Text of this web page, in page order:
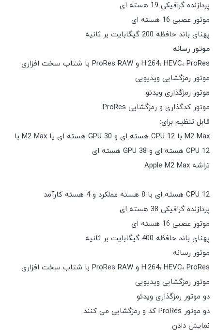
پردازنده گرافیکی 19 هسته ای
موتور عصبی 16 هسته ای
پهنای باند حافظه 200 گیگابایت بر ثانیه
موتور رسانه
H.264، HEVC، ProRes و ProRes RAW با شتاب سخت افزاری
موتور رمزگشایی ویدیویی
موتور رمزگذاری ویدئو
موتور کدگذاری و رمزگشایی ProRes
قابل تنظیم برای:
M2 Max با CPU 12 هسته ای و GPU 30 هسته ای یا M2 Max با
CPU 12 هسته ای و GPU 38 هسته ای
تراشه Apple M2 Max
CPU 12 هسته ای با 8 هسته عملکرد و 4 هسته کارآمد
پردازنده گرافیکی 38 هسته ای
موتور عصبی 16 هسته ای
پهنای باند حافظه 400 گیگابایت بر ثانیه
موتور رسانه
H.264، HEVC، ProRes و ProRes RAW با شتاب سخت افزاری
موتور رمزگشایی ویدیویی
دو موتور رمزگذاری ویدئو
دو موتور ProRes کد و رمزگشایی می کنند
نمایش دادن